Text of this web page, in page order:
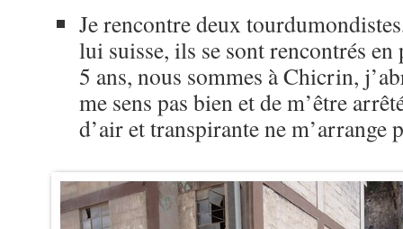
Je rencontre deux
lui suisse, ils se sont rencontrés
5 ans, nous sommes à Chicrin,
me sens pas bien et de m’être
d’air et transpirante ne m’arrange